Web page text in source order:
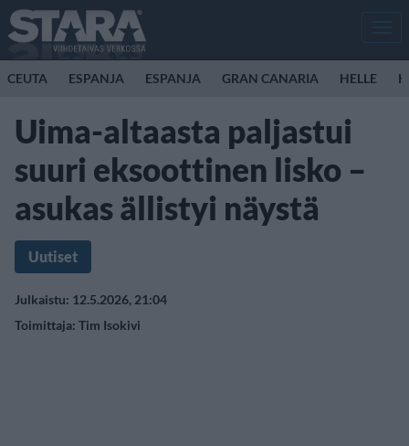
CEUTA ESPANJA ESPANJA GRAN CANARIA HELLE
Uima-altaasta paljastui
suuri eksoottinen lisko –
asukas ällistyi näystä
Uutiset
Julkaistu: 12.5.2026, 21:04
Toimittaja: Tim Isokivi